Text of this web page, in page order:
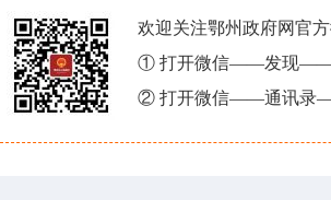
欢迎关注鄂州政府网官
① 打开微信——发现——
② 打开微信——通讯录